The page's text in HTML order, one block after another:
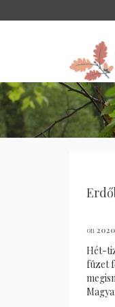
on
Hét-
füzet